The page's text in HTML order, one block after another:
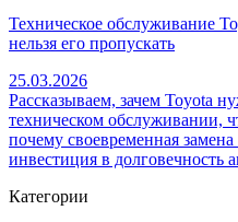
Техническое обслуживание
нельзя его пропускать
25.03.2026
Рассказываем, зачем Toyota
техническом обслуживании,
почему своевременная
инвестиция в долговечность
Категории